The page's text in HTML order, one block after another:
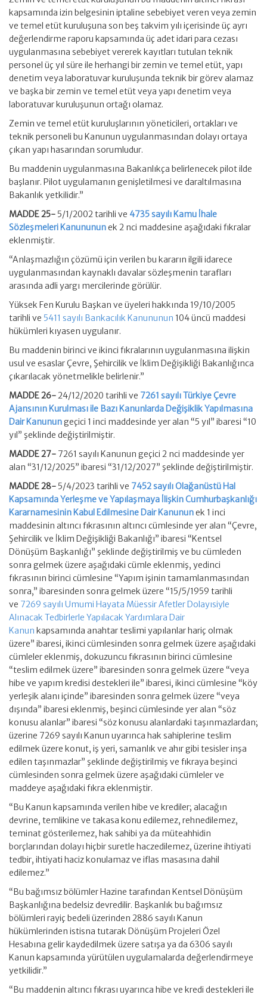
kapsamında izin belgesinin iptaline sebebiyet veren veya zemin
ve temel etüt kuruluşuna son beş takvim yılı içerisinde üç ayrı
değerlendirme raporu kapsamında üç adet idari para cezası
uygulanmasına sebebiyet vererek kayıtları tutulan teknik
personel üç yıl süre ile herhangi bir zemin ve temel etüt, yapı
denetim veya laboratuvar kuruluşunda teknik bir görev alamaz
ve başka bir zemin ve temel etüt veya yapı denetim veya
laboratuvar kuruluşunun ortağı olamaz.
Zemin ve temel etüt kuruluşlarının yöneticileri, ortakları ve
teknik personeli bu Kanunun uygulanmasından dolayı ortaya
çıkan yapı hasarından sorumludur.
Bu maddenin uygulanmasına Bakanlıkça belirlenecek pilot ilde
başlanır. Pilot uygulamanın genişletilmesi ve daraltılmasına
Bakanlık yetkilidir.”
MADDE 25- 5/1/2002 tarihli ve 4735 sayılı Kamu İhale
Sözleşmeleri Kanunununek 2 nci maddesine aşağıdaki fıkralar
eklenmiştir.
“Anlaşmazlığın çözümü için verilen bu kararın ilgili idarece
uygulanmasından kaynaklı davalar sözleşmenin tarafları
arasında adli yargı mercilerinde görülür.
Yüksek Fen Kurulu Başkan ve üyeleri hakkında 19/10/2005
tarihli ve 5411 sayılı Bankacılık Kanununun 104 üncü maddesi
hükümleri kıyasen uygulanır.
Bu maddenin birinci ve ikinci fıkralarının uygulanmasına ilişkin
usul ve esaslar Çevre, Şehircilik ve İklim Değişikliği Bakanlığınca
çıkarılacak yönetmelikle belirlenir.”
MADDE 26-24/12/2020 tarihli ve 7261 sayılı Türkiye Çevre
Ajansının Kurulması ile Bazı Kanunlarda Değişiklik Yapılmasına
Dair Kanunungeçici 1 inci maddesinde yer alan “5 yıl” ibaresi “10
yıl” şeklinde değiştirilmiştir.
MADDE 27- 7261 sayılı Kanunun geçici 2 nci maddesinde yer
alan “31/12/2025” ibaresi “31/12/2027” şeklinde değiştirilmiştir.
MADDE 28- 5/4/2023 tarihli ve 7452 sayılı Olağanüstü Hal
Kapsamında Yerleşme ve Yapılaşmaya İlişkin Cumhurbaşkanlığı
Kararnamesinin Kabul Edilmesine Dair Kanununek 1 inci
maddesinin altıncı fıkrasının altıncı cümlesinde yer alan “Çevre,
Şehircilik ve İklim Değişikliği Bakanlığı” ibaresi “Kentsel
Dönüşüm Başkanlığı” şeklinde değiştirilmiş ve bu cümleden
sonra gelmek üzere aşağıdaki cümle eklenmiş, yedinci
fıkrasının birinci cümlesine “Yapım işinin tamamlanmasından
sonra,” ibaresinden sonra gelmek üzere “15/5/1959 tarihli
ve 7269 sayılı Umumi Hayata Müessir Afetler Dolayısiyle
Alınacak Tedbirlerle Yapılacak Yardımlara Dair
Kanun kapsamında anahtar teslimi yapılanlar hariç olmak
üzere” ibaresi, ikinci cümlesinden sonra gelmek üzere aşağıdaki
cümleler eklenmiş, dokuzuncu fıkrasının birinci cümlesine
“teslim edilmek üzere” ibaresinden sonra gelmek üzere “veya
hibe ve yapım kredisi destekleri ile” ibaresi, ikinci cümlesine “köy
yerleşik alanı içinde” ibaresinden sonra gelmek üzere “veya
dışında” ibaresi eklenmiş, beşinci cümlesinde yer alan “söz
konusu alanlar” ibaresi “söz konusu alanlardaki taşınmazlardan;
üzerine 7269 sayılı Kanun uyarınca hak sahiplerine teslim
edilmek üzere konut, iş yeri, samanlık ve ahır gibi tesisler inşa
edilen taşınmazlar” şeklinde değiştirilmiş ve fıkraya beşinci
cümlesinden sonra gelmek üzere aşağıdaki cümleler ve
maddeye aşağıdaki fıkra eklenmiştir.
“Bu Kanun kapsamında verilen hibe ve krediler; alacağın
devrine, temlikine ve takasa konu edilemez, rehnedilemez,
teminat gösterilemez, hak sahibi ya da müteahhidin
borçlarından dolayı hiçbir suretle haczedilemez, üzerine ihtiyati
tedbir, ihtiyati haciz konulamaz ve iflas masasına dahil
edilemez.”
“Bu bağımsız bölümler Hazine tarafından Kentsel Dönüşüm
Başkanlığına bedelsiz devredilir. Başkanlık bu bağımsız
bölümleri rayiç bedeli üzerinden 2886 sayılı Kanun
hükümlerinden istisna tutarak Dönüşüm Projeleri Özel
Hesabına gelir kaydedilmek üzere satışa ya da 6306 sayılı
Kanun kapsamında yürütülen uygulamalarda değerlendirmeye
yetkilidir.”
“Bu maddenin altıncı fıkrası uyarınca hibe ve kredi destekleri ile